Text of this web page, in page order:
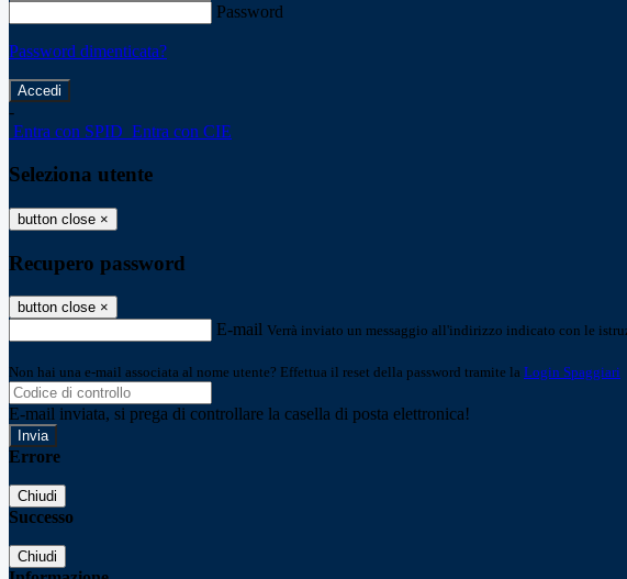
Password
Password dimenticata?
-
Entra con SPID Entra con CIE
Seleziona utente
button close ×
Recupero password
button close ×
E-mail Verrà inviato un messaggio all'indirizzo indicato con le
Non hai una e-mail associata al nome utente? Effettua il reset della password tramite la Login Spaggiari
E-mail inviata, si prega di controllare la casella di posta elettronica!
Errore
Chiudi
Successo
Chiudi